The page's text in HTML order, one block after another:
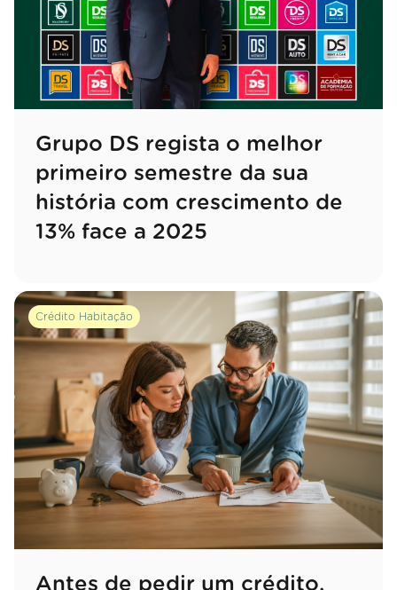
Grupo DS regista o melhor
primeiro semestre da sua
história com crescimento de
13% face a 2025
Crédito Habitação
Antes de pedir um crédito,